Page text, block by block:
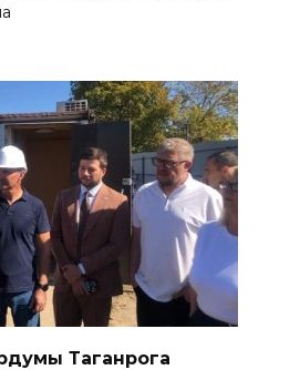
Таганрога